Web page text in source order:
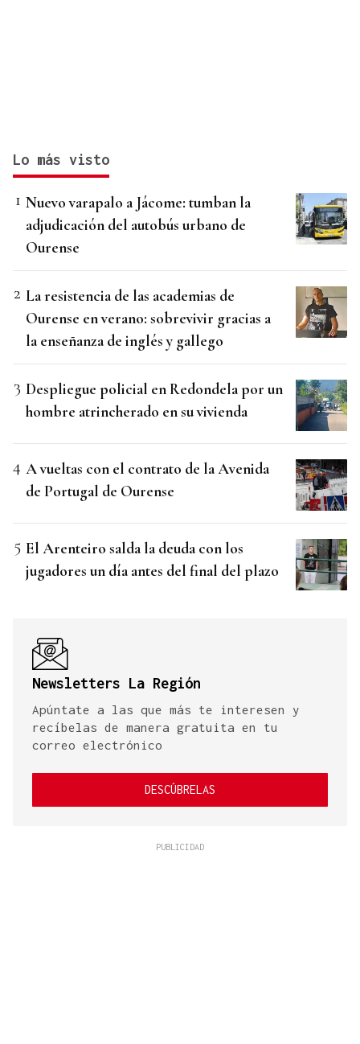
Lo más visto
Nuevo varapalo a Jácome: tumban la
adjudicación del autobús urbano de
Ourense
La resistencia de las academias de
Ourense en verano: sobrevivir gracias a
la enseñanza de inglés y gallego
Despliegue policial en Redondela por un
hombre atrincherado en su vivienda
A vueltas con el contrato de la Avenida
de Portugal de Ourense
El Arenteiro salda la deuda con los
jugadores un día antes del final del plazo
Newsletters La Región
Apúntate a las que más te interesen y
recíbelas de manera gratuita en tu
correo electrónico
DESCÚBRELAS